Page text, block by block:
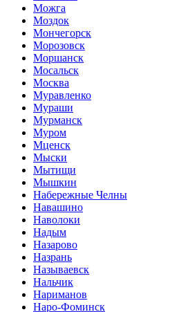
Можга
Моздок
Мончегорск
Морозовск
Моршанск
Мосальск
Москва
Муравленко
Мураши
Мурманск
Муром
Мценск
Мыски
Мытищи
Мышкин
Набережные Челны
Навашино
Наволоки
Надым
Назарово
Назрань
Называевск
Нальчик
Нариманов
Наро-Фоминск